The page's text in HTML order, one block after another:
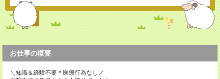
お仕事の概要
＼知識＆経験不要＊医療行為なし／